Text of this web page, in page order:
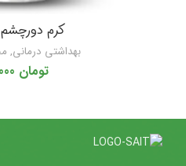
کرم
بهداشتی درمانی,
تومان